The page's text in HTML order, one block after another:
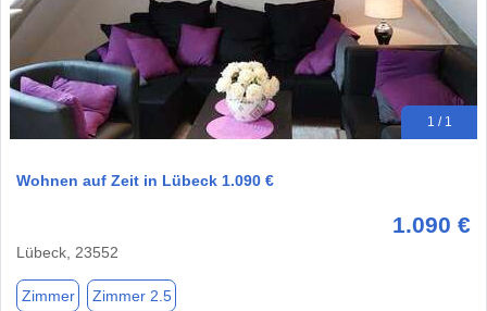
1 / 1
Wohnen auf Zeit in Lübeck 1.090 €
1.090 €
Lübeck, 23552
Zimmer Zimmer 2.5